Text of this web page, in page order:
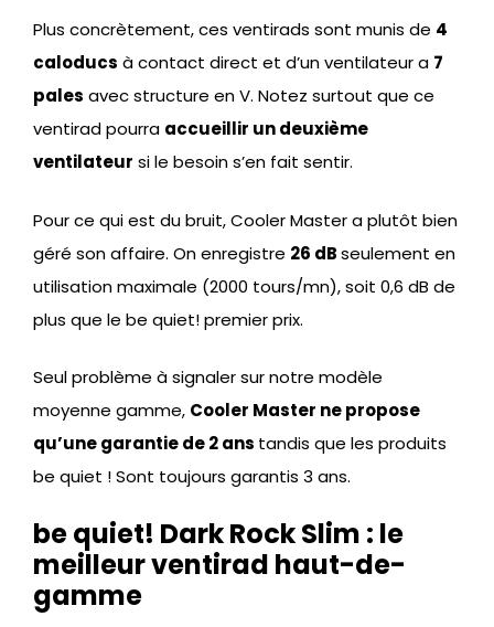
Plus concrètement, ces ventirads sont munis de 4
caloducs à contact direct et d’un ventilateur a 7
pales avec structure en V. Notez surtout que ce
ventirad pourra accueillir un deuxième
ventilateur si le besoin s’en fait sentir.
Pour ce qui est du bruit, Cooler Master a plutôt bien
géré son affaire. On enregistre 26 dBseulement en
utilisation maximale (2000 tours/mn), soit 0,6 dB de
plus que le be quiet! premier prix.
Seul problème à signaler sur notre modèle
moyenne gamme, Cooler Master ne propose
qu’une garantie de 2 ans tandis que les produits
be quiet ! Sont toujours garantis 3 ans.
be quiet! Dark Rock Slim : le
meilleur ventirad haut-de-
gamme